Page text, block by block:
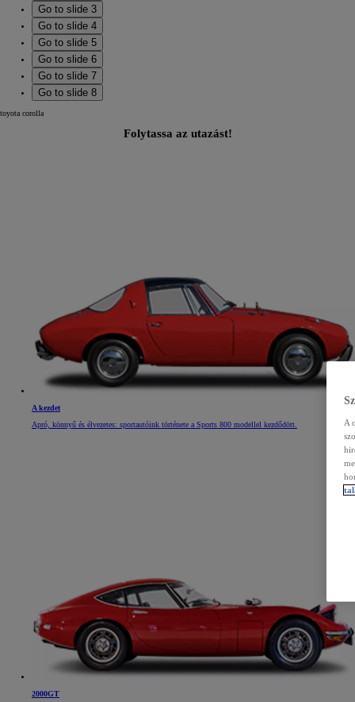
Go to slide 3
Go to slide 4
Go to slide 5
Go to slide 6
Go to slide 7
Go to slide 8
toyota corolla
Folytassa az utazást!
A kezdet
Apró, könnyű és élvezetes: sportautóink története a Sports 800 modellel kezdődött.
2000GT
A